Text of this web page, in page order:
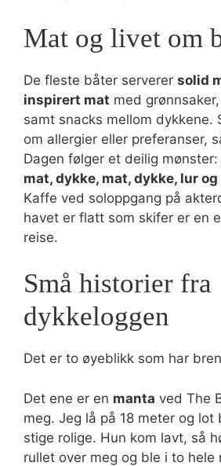
Mat og livet om
De fleste båter serverer solid
inspirert mat med
samt snacks mellom dykkene.
om allergier eller preferanser,
Dagen følger et deilig mønster:
mat, dykke, mat, dykke, lur
Kaffe ved soloppgang på
havet er flatt som skifer er en
reise.
Små historier fra
dykkeloggen
Det er to øyeblikk som har
Det ene er en manta ved The
meg. Jeg lå på 18 meter og lot
stige rolige. Hun kom lavt, så
rullet over meg og ble i to hele